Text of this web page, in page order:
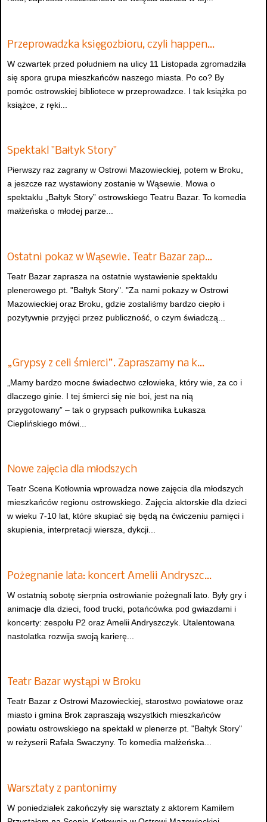
Przeprowadzka księgozbioru, czyli happen…
W czwartek przed południem na ulicy 11 Listopada zgromadziła
się spora grupa mieszkańców naszego miasta. Po co? By
pomóc ostrowskiej bibliotece w przeprowadzce. I tak książka po
książce, z ręki...
Spektakl "Bałtyk Story"
Pierwszy raz zagrany w Ostrowi Mazowieckiej, potem w Broku,
a jeszcze raz wystawiony zostanie w Wąsewie. Mowa o
spektaklu „Bałtyk Story” ostrowskiego Teatru Bazar. To komedia
małżeńska o młodej parze...
Ostatni pokaz w Wąsewie. Teatr Bazar zap…
Teatr Bazar zaprasza na ostatnie wystawienie spektaklu
plenerowego pt. "Bałtyk Story". "Za nami pokazy w Ostrowi
Mazowieckiej oraz Broku, gdzie zostaliśmy bardzo ciepło i
pozytywnie przyjęci przez publiczność, o czym świadczą...
„Grypsy z celi śmierci”. Zapraszamy na k…
„Mamy bardzo mocne świadectwo człowieka, który wie, za co i
dlaczego ginie. I tej śmierci się nie boi, jest na nią
przygotowany” – tak o grypsach pułkownika Łukasza
Cieplińskiego mówi...
Nowe zajęcia dla młodszych
Teatr Scena Kotłownia wprowadza nowe zajęcia dla młodszych
mieszkańców regionu ostrowskiego. Zajęcia aktorskie dla dzieci
w wieku 7-10 lat, które skupiać się będą na ćwiczeniu pamięci i
skupienia, interpretacji wiersza, dykcji...
Pożegnanie lata: koncert Amelii Andryszc…
W ostatnią sobotę sierpnia ostrowianie pożegnali lato. Były gry i
animacje dla dzieci, food trucki, potańcówka pod gwiazdami i
koncerty: zespołu P2 oraz Amelii Andryszczyk. Utalentowana
nastolatka rozwija swoją karierę...
Teatr Bazar wystąpi w Broku
Teatr Bazar z Ostrowi Mazowieckiej, starostwo powiatowe oraz
miasto i gmina Brok zapraszają wszystkich mieszkańców
powiatu ostrowskiego na spektakl w plenerze pt. "Bałtyk Story"
w reżyserii Rafała Swaczyny. To komedia małżeńska...
Warsztaty z pantonimy
W poniedziałek zakończyły się warsztaty z aktorem Kamilem